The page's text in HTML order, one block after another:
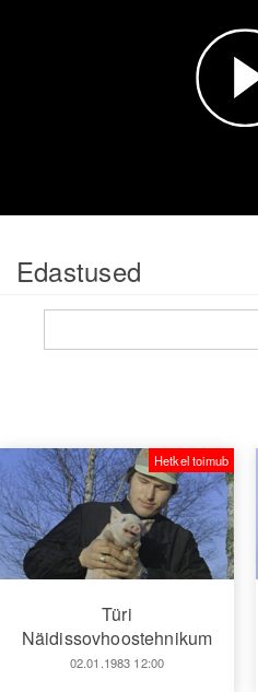
Edastused
Türi
Näidissovhoostehnikum
02.01.1983 12:00
Hetkel toimub